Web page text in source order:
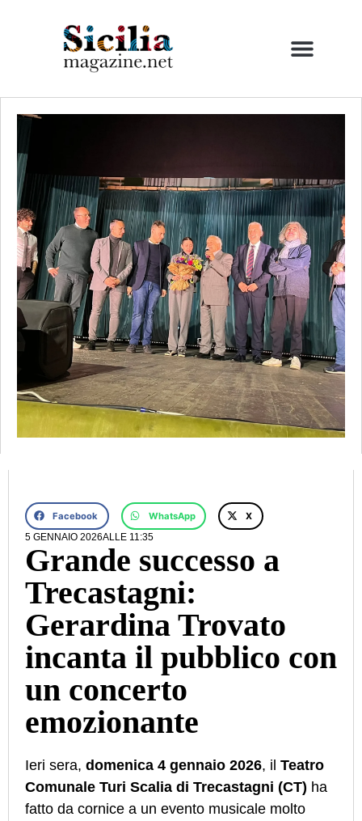
Facebook WhatsApp
X
5 GENNAIO 2026ALLE 11:35
Grande successo a
Trecastagni:
Gerardina Trovato
incanta il pubblico con
un concerto
emozionante
Ieri sera, domenica 4 gennaio 2026, il Teatro
Comunale Turi Scalia di Trecastagni (CT) ha
fatto da cornice a un evento musicale molto